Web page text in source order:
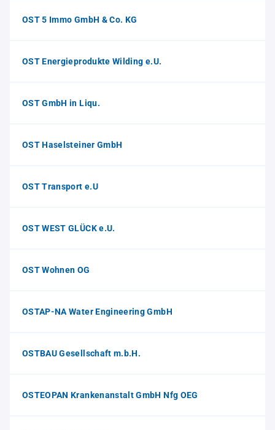
OST 5 Immo GmbH & Co. KG
OST Energieprodukte Wilding e.U.
OST GmbH in Liqu.
OST Haselsteiner GmbH
OST Transport e.U
OST WEST GLÜCK e.U.
OST Wohnen OG
OSTAP-NA Water Engineering GmbH
OSTBAU Gesellschaft m.b.H.
OSTEOPAN Krankenanstalt GmbH Nfg OEG